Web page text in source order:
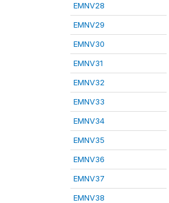
EMNV28
EMNV29
EMNV30
EMNV31
EMNV32
EMNV33
EMNV34
EMNV35
EMNV36
EMNV37
EMNV38